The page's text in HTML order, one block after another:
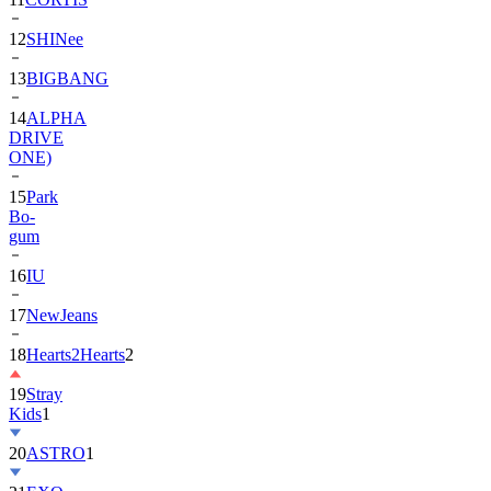
12SHINee
13BIGBANG
14ALPHA
DRIVE
ONE)
15Park
Bo-
gum
16IU
17NewJeans
18Hearts2Hearts2
19Stray
Kids1
20ASTRO1